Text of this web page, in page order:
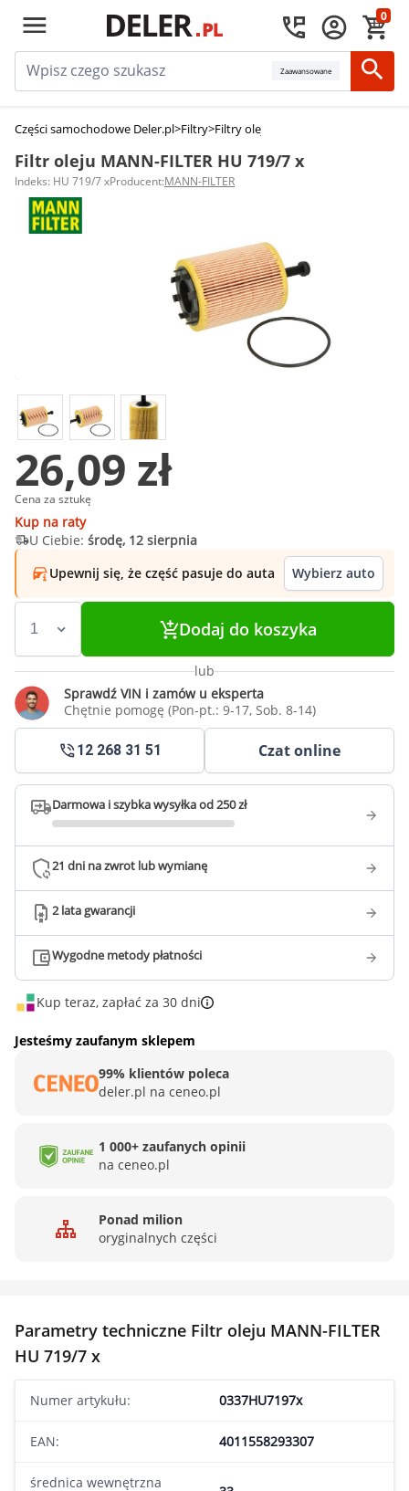
0
Zaawansowane
Części samochodowe Deler.pl>Filtry>Filtry oleju
Filtr oleju MANN-FILTER HU 719/7 x
Indeks: HU 719/7 xProducent:MANN-FILTER
26,09 zł
Cena za sztukę
Kup na raty
U Ciebie: środę, 12 sierpnia
Upewnij się, że część pasuje do auta
Wybierz auto
Dodaj do koszyka
lub
Sprawdź VIN i zamów u eksperta
Chętnie pomogę (Pon-pt.: 9-17, Sob. 8-14)
12 268 31 51 Czat online
Darmowa i szybka wysyłka od 250 zł
21 dni na zwrot lub wymianę
2 lata gwarancji
Wygodne metody płatności
Kup teraz, zapłać za 30 dni
Jesteśmy zaufanym sklepem
99% klientów poleca
deler.pl na ceneo.pl
1 000+ zaufanych opinii
na ceneo.pl
Ponad milion
oryginalnych części
Parametry techniczne Filtr oleju MANN-FILTER
HU 719/7 x
Numer artykułu: 0337HU7197x
EAN: 4011558293307
średnica wewnętrzna